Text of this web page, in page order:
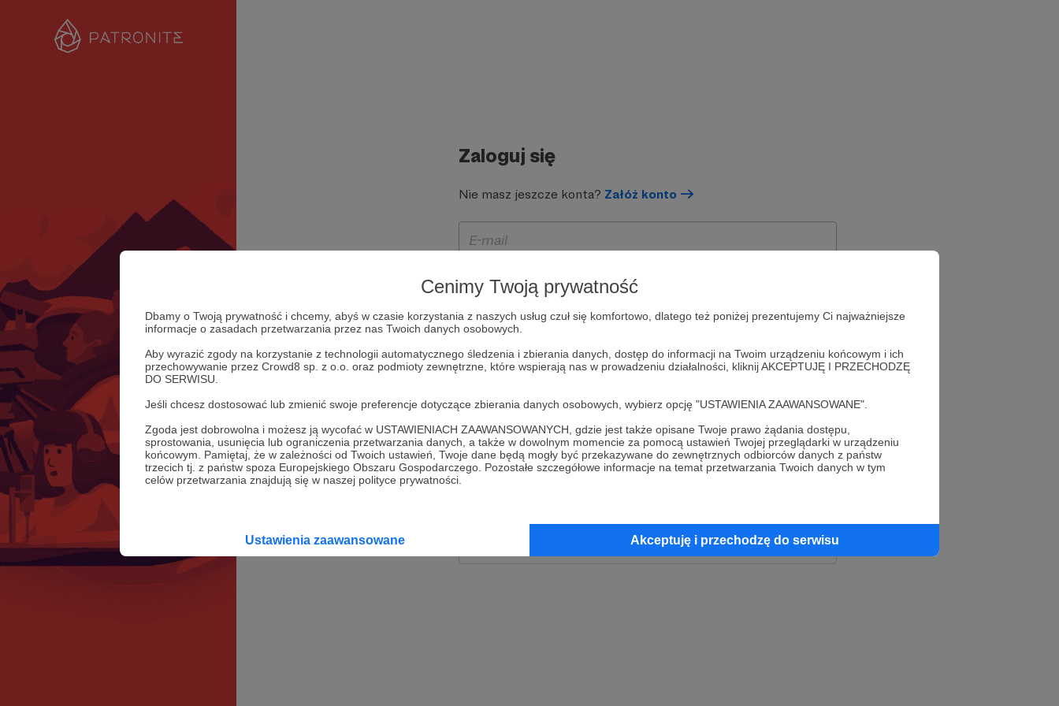
Cenimy Twoją prywatność
Dbamy o Twoją prywatność i chcemy, abyś w czasie korzystania z naszych usług czuł się komfortowo, dlatego też poniżej prezentujemy Ci najważniejsze
informacje o zasadach przetwarzania przez nas Twoich danych osobowych.
Aby wyrazić zgody na korzystanie z technologii automatycznego śledzenia i zbierania danych, dostęp do informacji na Twoim urządzeniu końcowym i ich
przechowywanie przez Crowd8 sp. z o.o. oraz podmioty zewnętrzne, które wspierają nas w prowadzeniu działalności, kliknij AKCEPTUJĘ I PRZECHODZĘ
DO SERWISU.
Jeśli chcesz dostosować lub zmienić swoje preferencje dotyczące zbierania danych osobowych, wybierz opcję "USTAWIENIA ZAAWANSOWANE".
Zgoda jest dobrowolna i możesz ją wycofać w USTAWIENIACH ZAAWANSOWANYCH, gdzie jest także opisane Twoje prawo żądania dostępu,
sprostowania, usunięcia lub ograniczenia przetwarzania danych, a także w dowolnym momencie za pomocą ustawień Twojej przeglądarki w urządzeniu
końcowym. Pamiętaj, że w zależności od Twoich ustawień, Twoje dane będą mogły być przekazywane do zewnętrznych odbiorców danych z państw
trzecich tj. z państw spoza Europejskiego Obszaru Gospodarczego. Pozostałe szczegółowe informacje na temat przetwarzania Twoich danych w tym
celów przetwarzania znajdują się w naszej polityce prywatności.
Ustawienia zaawansowane Akceptuję i przechodzę do serwisu
Zaloguj się
Nie masz jeszcze konta? Załóż konto
Zapamiętaj mnie
lub
Kontynuuj z Apple